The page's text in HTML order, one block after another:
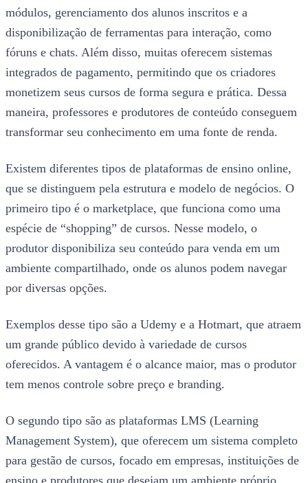
módulos, gerenciamento dos alunos inscritos e a
disponibilização de ferramentas para interação, como
fóruns e chats. Além disso, muitas oferecem sistemas
integrados de pagamento, permitindo que os criadores
monetizem seus cursos de forma segura e prática. Dessa
maneira, professores e produtores de conteúdo conseguem
transformar seu conhecimento em uma fonte de renda.
Existem diferentes tipos de plataformas de ensino online,
que se distinguem pela estrutura e modelo de negócios. O
primeiro tipo é o marketplace, que funciona como uma
espécie de “shopping” de cursos. Nesse modelo, o
produtor disponibiliza seu conteúdo para venda em um
ambiente compartilhado, onde os alunos podem navegar
por diversas opções.
Exemplos desse tipo são a Udemy e a Hotmart, que atraem
um grande público devido à variedade de cursos
oferecidos. A vantagem é o alcance maior, mas o produtor
tem menos controle sobre preço e branding.
O segundo tipo são as plataformas LMS (Learning
Management System), que oferecem um sistema completo
para gestão de cursos, focado em empresas, instituições de
ensino e produtores que desejam um ambiente próprio.